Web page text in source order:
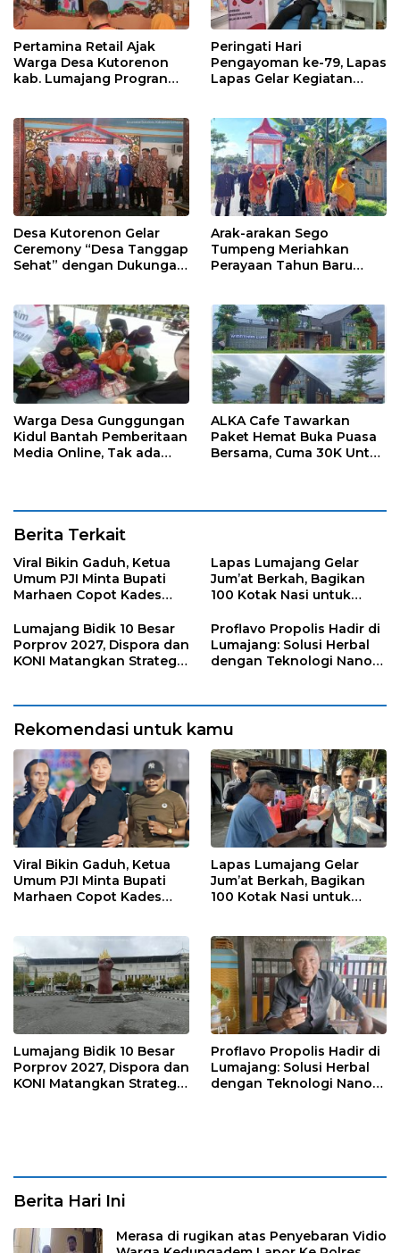
Pertamina Retail Ajak
Warga Desa Kutorenon
kab. Lumajang Progran
Darurat
Peringati Hari
Pengayoman ke-79, Lapas
Lapas Gelar Kegiatan
Desa Kutorenon Gelar
Ceremony “Desa Tanggap
Sehat” dengan Dukungan
Arak-arakan Sego
Tumpeng Meriahkan
Perayaan Tahun Baru
Warga Desa Gunggungan
Kidul Bantah Pemberitaan
Media Online, Tak ada
ALKA Cafe Tawarkan
Paket Hemat Buka Puasa
Bersama, Cuma 30K Untuk
Berita Terkait
Viral Bikin Gaduh, Ketua
Umum PJI Minta Bupati
Marhaen Copot Kades
Lapas Lumajang Gelar
Jum’at Berkah, Bagikan
100 Kotak Nasi untuk
Lumajang Bidik 10 Besar
Porprov 2027, Dispora dan
KONI Matangkan Strategi
Proflavo Propolis Hadir di
Lumajang: Solusi Herbal
dengan Teknologi Nano
Rekomendasi untuk kamu
Viral Bikin Gaduh, Ketua
Umum PJI Minta Bupati
Marhaen Copot Kades
Lapas Lumajang Gelar
Jum’at Berkah, Bagikan
100 Kotak Nasi untuk
Lumajang Bidik 10 Besar
Porprov 2027, Dispora dan
KONI Matangkan Strategi
Proflavo Propolis Hadir di
Lumajang: Solusi Herbal
dengan Teknologi Nano
Berita Hari Ini
Merasa di rugikan atas Penyebaran Vidio